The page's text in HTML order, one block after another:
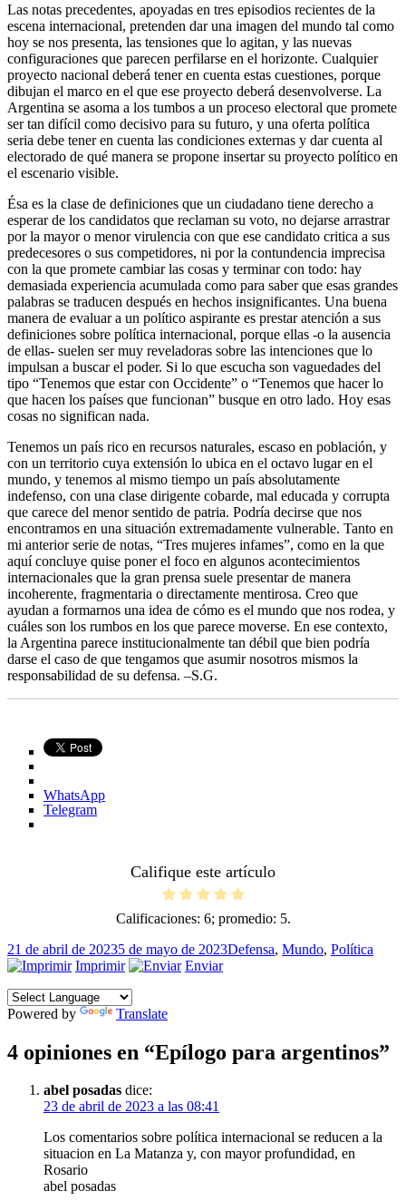
Las notas precedentes, apoyadas en tres episodios recientes de la
escena internacional, pretenden dar una imagen del mundo tal como
hoy se nos presenta, las tensiones que lo agitan, y las nuevas
configuraciones que parecen perfilarse en el horizonte. Cualquier
proyecto nacional deberá tener en cuenta estas cuestiones, porque
dibujan el marco en el que ese proyecto deberá desenvolverse. La
Argentina se asoma a los tumbos a un proceso electoral que promete
ser tan difícil como decisivo para su futuro, y una oferta política
seria debe tener en cuenta las condiciones externas y dar cuenta al
electorado de qué manera se propone insertar su proyecto político en
el escenario visible.
Ésa es la clase de definiciones que un ciudadano tiene derecho a
esperar de los candidatos que reclaman su voto, no dejarse arrastrar
por la mayor o menor virulencia con que ese candidato critica a sus
predecesores o sus competidores, ni por la contundencia imprecisa
con la que promete cambiar las cosas y terminar con todo: hay
demasiada experiencia acumulada como para saber que esas grandes
palabras se traducen después en hechos insignificantes. Una buena
manera de evaluar a un político aspirante es prestar atención a sus
definiciones sobre política internacional, porque ellas -o la ausencia
de ellas- suelen ser muy reveladoras sobre las intenciones que lo
impulsan a buscar el poder. Si lo que escucha son vaguedades del
tipo “Tenemos que estar con Occidente” o “Tenemos que hacer lo
que hacen los países que funcionan” busque en otro lado. Hoy esas
cosas no significan nada.
Tenemos un país rico en recursos naturales, escaso en población, y
con un territorio cuya extensión lo ubica en el octavo lugar en el
mundo, y tenemos al mismo tiempo un país absolutamente
indefenso, con una clase dirigente cobarde, mal educada y corrupta
que carece del menor sentido de patria. Podría decirse que nos
encontramos en una situación extremadamente vulnerable. Tanto en
mi anterior serie de notas, “Tres mujeres infames”, como en la que
aquí concluye quise poner el foco en algunos acontecimientos
internacionales que la gran prensa suele presentar de manera
incoherente, fragmentaria o directamente mentirosa. Creo que
ayudan a formarnos una idea de cómo es el mundo que nos rodea, y
cuáles son los rumbos en los que parece moverse. En ese contexto,
la Argentina parece institucionalmente tan débil que bien podría
darse el caso de que tengamos que asumir nosotros mismos la
responsabilidad de su defensa. –S.G.
WhatsApp
Telegram
Califique este artículo
Calificaciones: 6; promedio: 5.
Publicado
el
21 de abril de 20235 de mayo de 2023Categorías
Defensa, Mundo, Política
Imprimir
Enviar
Powered by Translate
4 opiniones en “Epílogo para argentinos”
abel posadas dice:
23 de abril de 2023 a las 08:41
Los comentarios sobre política internacional se reducen a la
situacion en La Matanza y, con mayor profundidad, en
Rosario
abel posadas